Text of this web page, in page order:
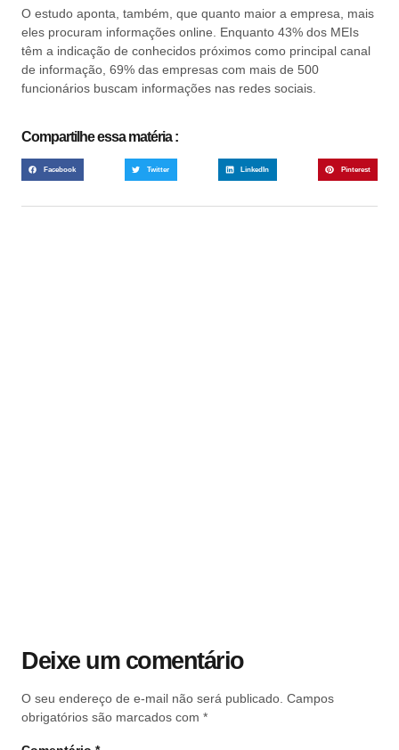
O estudo aponta, também, que quanto maior a empresa, mais
eles procuram informações online. Enquanto 43% dos MEIs
têm a indicação de conhecidos próximos como principal canal
de informação, 69% das empresas com mais de 500
funcionários buscam informações nas redes sociais.
Compartilhe essa matéria :
Facebook Twitter LinkedIn Pinterest
Deixe um comentário
O seu endereço de e-mail não será publicado. Campos
obrigatórios são marcados com *